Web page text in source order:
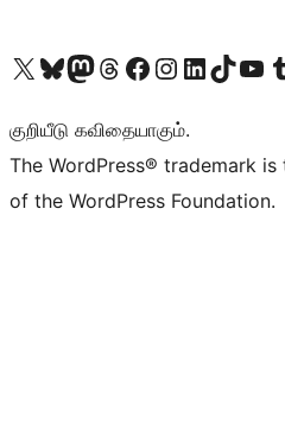
Visit our X (formerly Twitter) account
Visit our Bluesky account
Visit our Mastodon account
Visit our Threads account
Visit our Facebook page
Visit our Instagram account
Visit our LinkedIn account
Visit our TikTok
Visit our
குறியீடு கவிதையாகும்.
The WordPress® trademark
of the WordPress Foundation.